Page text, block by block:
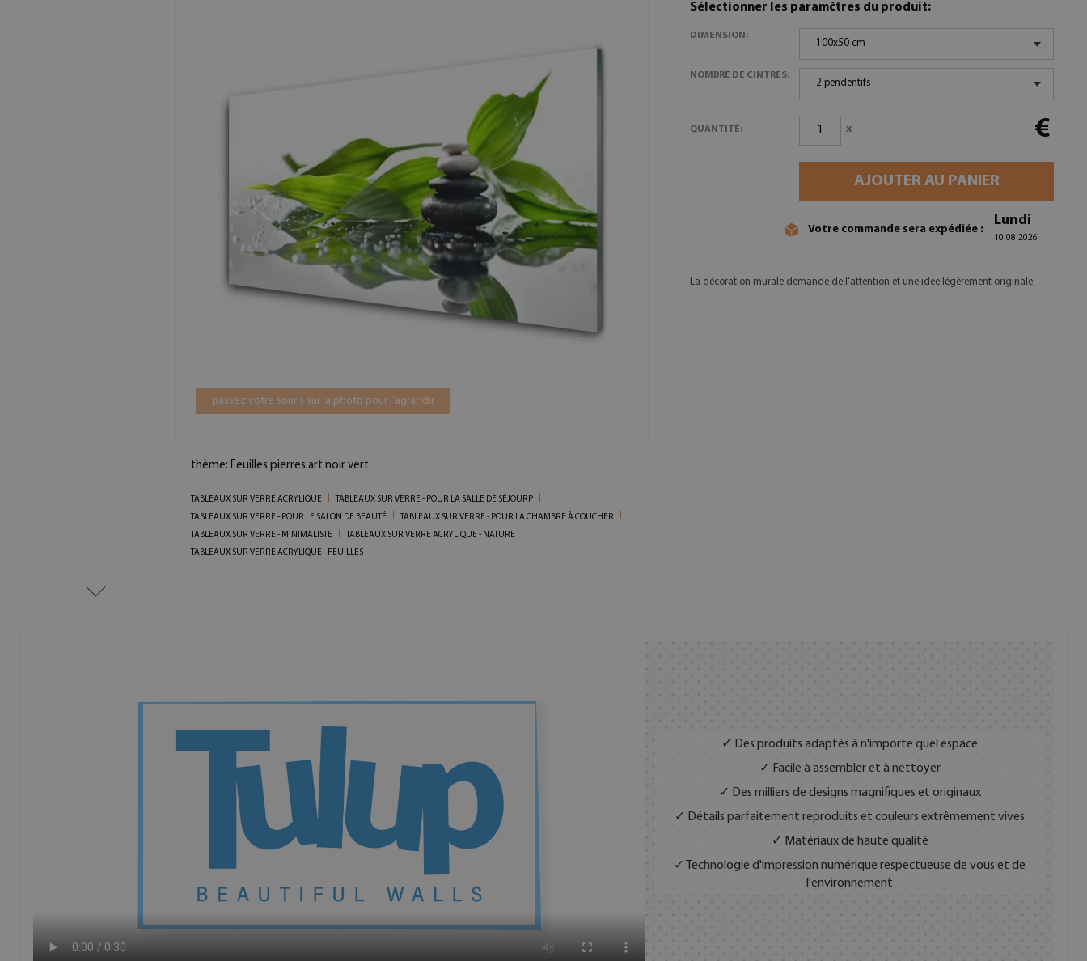
passez votre souris sur la photo pour l'agrandir
thème: Feuilles pierres art noir vert
TABLEAUX SUR VERRE ACRYLIQUE
TABLEAUX SUR VERRE - POUR LA SALLE DE SÉJOURP
TABLEAUX SUR VERRE - POUR LE SALON DE BEAUTÉ
TABLEAUX SUR VERRE - POUR LA CHAMBRE À COUCHER
TABLEAUX SUR VERRE - MINIMALISTE
TABLEAUX SUR VERRE ACRYLIQUE - NATURE
TABLEAUX SUR VERRE ACRYLIQUE - FEUILLES
Sélectionner les paramčtres du produit:
DIMENSION:
100x50 cm
NOMBRE DE CINTRES:
2 pendentifs
QUANTITÉ: x €
AJOUTER AU PANIER
Votre commande sera expédiée :
Lundi
10.08.2026
La décoration murale demande de l'attention et une idée légèrement originale.
✓ Des produits adaptés à n'importe quel espace
✓ Facile à assembler et à nettoyer
✓ Des milliers de designs magnifiques et originaux
✓ Détails parfaitement reproduits et couleurs extrêmement vives
✓ Matériaux de haute qualité
✓ Technologie d'impression numérique respectueuse de vous et de
l'environnement